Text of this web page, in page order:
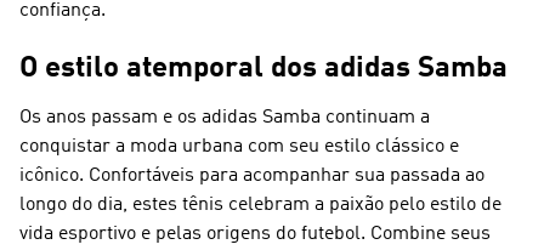
confiança.
O estilo atemporal dos adidas Samba
Os anos passam e os adidas Samba continuam a
conquistar a moda urbana com seu estilo clássico e
icônico. Confortáveis para acompanhar sua passada ao
longo do dia, estes tênis celebram a paixão pelo estilo de
vida esportivo e pelas origens do futebol. Combine seus